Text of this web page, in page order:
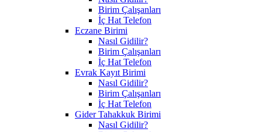
Birim Çalışanları
İç Hat Telefon
Eczane Birimi
Nasıl Gidilir?
Birim Çalışanları
İç Hat Telefon
Evrak Kayıt Birimi
Nasıl Gidilir?
Birim Çalışanları
İç Hat Telefon
Gider Tahakkuk Birimi
Nasıl Gidilir?